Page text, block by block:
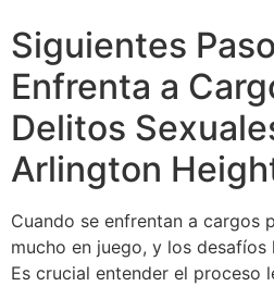
Siguientes
Enfrenta a
Delitos
Arlington
Cuando se enfrentan a cargos
mucho en juego, y los desafíos
Es crucial entender el proceso